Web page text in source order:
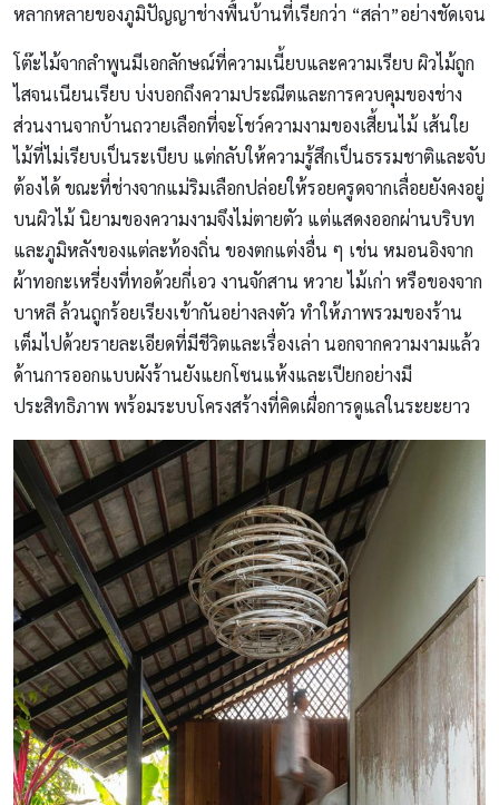
หลากหลายของภูมิปัญญาช่างพื้นบ้านที่เรียกว่า “สล่า”อย่างชัดเจน
โต๊ะไม้จากลำพูนมีเอกลักษณ์ที่ความเนี้ยบและความเรียบ ผิวไม้ถูก
ไสจนเนียนเรียบ บ่งบอกถึงความประณีตและการควบคุมของช่าง
ส่วนงานจากบ้านถวายเลือกที่จะโชว์ความงามของเสี้ยนไม้ เส้นใย
ไม้ที่ไม่เรียบเป็นระเบียบ แต่กลับให้ความรู้สึกเป็นธรรมชาติและจับ
ต้องได้ ขณะที่ช่างจากแม่ริมเลือกปล่อยให้รอยครูดจากเลื่อยยังคงอยู่
บนผิวไม้ นิยามของความงามจึงไม่ตายตัว แต่แสดงออกผ่านบริบท
และภูมิหลังของแต่ละท้องถิ่น ของตกแต่งอื่น ๆ เช่น หมอนอิงจาก
ผ้าทอกะเหรี่ยงที่ทอด้วยกี่เอว งานจักสาน หวาย ไม้เก่า หรือของจาก
บาหลี ล้วนถูกร้อยเรียงเข้ากันอย่างลงตัว ทำให้ภาพรวมของร้าน
เต็มไปด้วยรายละเอียดที่มีชีวิตและเรื่องเล่า นอกจากความงามแล้ว
ด้านการออกแบบผังร้านยังแยกโซนแห้งและเปียกอย่างมี
ประสิทธิภาพ พร้อมระบบโครงสร้างที่คิดเผื่อการดูแลในระยะยาว